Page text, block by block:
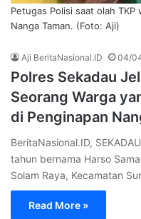
Petugas Polisi saat olah
Nanga Taman. (Foto: Aji)
Aji BeritaNasional.ID 04/
Polres Sekadau
Seorang Warga
di Penginapan
BeritaNasional.ID,
tahun bernama Harso
Solam Raya, Kecamatan
Read More »